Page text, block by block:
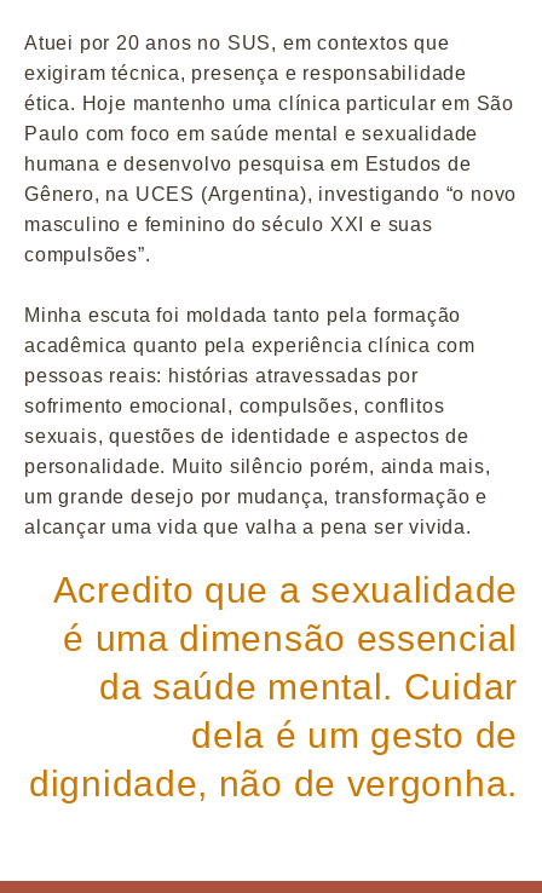
Atuei por 20 anos no SUS, em contextos que
exigiram técnica, presença e responsabilidade
ética. Hoje mantenho uma clínica particular em São
Paulo com foco em saúde mental e sexualidade
humana e desenvolvo pesquisa em Estudos de
Gênero, na UCES (Argentina), investigando “o novo
masculino e feminino do século XXI e suas
compulsões”.
Minha escuta foi moldada tanto pela formação
acadêmica quanto pela experiência clínica com
pessoas reais: histórias atravessadas por
sofrimento emocional, compulsões, conflitos
sexuais, questões de identidade e aspectos de
personalidade. Muito silêncio porém, ainda mais,
um grande desejo por mudança, transformação e
alcançar uma vida que valha a pena ser vivida.
Acredito que a sexualidade
é uma dimensão essencial
da saúde mental. Cuidar
dela é um gesto de
dignidade, não de vergonha.